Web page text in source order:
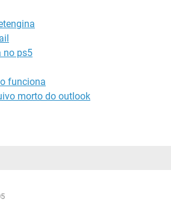
no ps5
funciona
morto do outlook